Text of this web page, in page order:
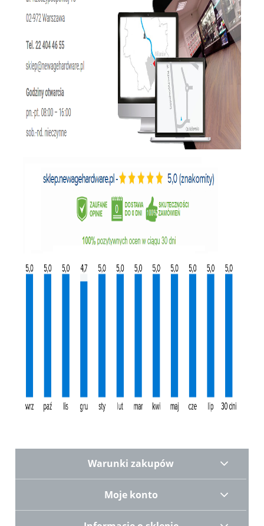
Warunki zakupów
Moje konto